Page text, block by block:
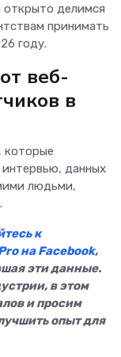
открыто делимся
принимать
году.
веб-
в
которые
интервью, данных
людьми,
к
на Facebook,
эти данные.
в этом
и просим
опыт для